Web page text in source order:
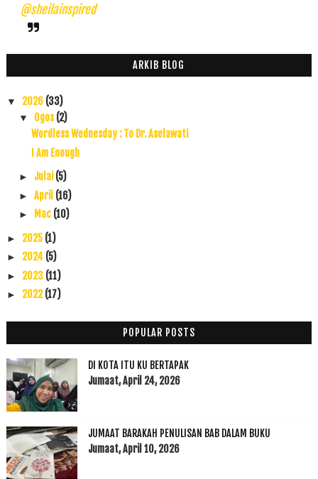
@sheilainspired
ARKIB BLOG
▼ 2026 (33)
▼ Ogos(2)
Wordless Wednesday : To Dr. Aselawati
I Am Enough
► Julai(5)
► April (16)
► Mac (10)
► 2025 (1)
► 2024 (5)
► 2023 (11)
► 2022(17)
►2018 (195)
►2017(199)
►2016(174)
►2015(199)
► 2014(47)
►2013(53)
POPULAR POSTS
DI KOTA ITU KU BERTAPAK
Jumaat, April 24, 2026
JUMAAT BARAKAH PENULISAN BAB DALAM BUKU
Jumaat, April 10, 2026